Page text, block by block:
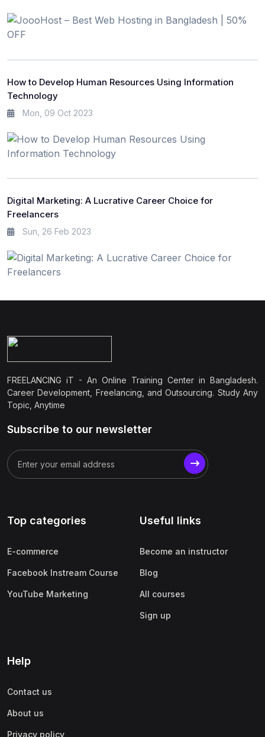
How to Develop Human Resources Using Information
Technology
Mon, 09 Oct 2023
Digital Marketing: A Lucrative Career Choice for
Freelancers
Sun, 26 Feb 2023
FREELANCING iT - An Online Training Center in Bangladesh.
Career Development, Freelancing, and Outsourcing. Study Any
Topic, Anytime
Subscribe to our newsletter
Top categories
E-commerce
Facebook Instream Course
YouTube Marketing
Useful links
Become an instructor
Blog
All courses
Sign up
Help
Contact us
About us
Privacy policy